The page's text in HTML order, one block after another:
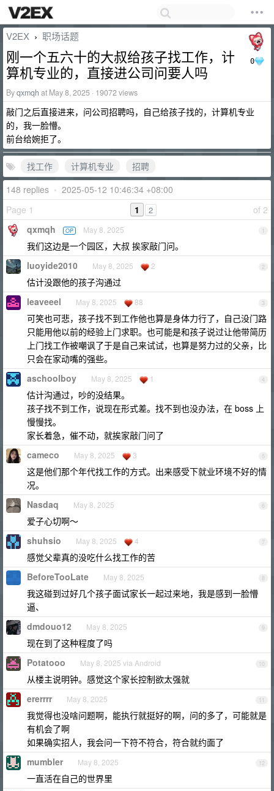
0
V2EX › 职场话题
刚一个五六十的大叔给孩子找工作，计
算机专业的，直接进公司问要人吗
Byqxmqh at May 8, 2025 · 19072 views
敲门之后直接进来，问公司招聘吗，自己给孩子找的，计算机专业
的，我一脸懵。
前台给婉拒了。
找工作 计算机专业
招聘
148 replies • 2025-05-12 10:46:34 +08:00
Page 1
of 2
1 2
1
qxmqh OP May 8, 2025
我们这边是一个园区，大叔 挨家敲门问。
2
luoyide2010 May 8, 2025 2
估计没跟他的孩子沟通过
3
leaveeel May 8, 2025 88
可笑也可悲，孩子找不到工作他也算是身体力行了，自己没门路
只能用他以前的经验上门求职。也可能是和孩子说过让他带简历
上门找工作被嘲讽了于是自己来试试，也算是努力过的父亲，比
只会在家动嘴的强些。
4
aschoolboy May 8, 2025 1
估计沟通过，吵的没结果。
孩子找不到工作，说现在形式差。找不到也没办法，在 boss 上
慢慢找。
家长着急，催不动，就挨家敲门问了
5
cameco May 8, 2025 3
这是他们那个年代找工作的方式。出来感受下就业环境不好的情
况。
6
Nasdaq May 8, 2025
爱子心切啊～
7
shuhsio May 8, 2025 4
感觉父辈真的没吃什么找工作的苦
8
BeforeTooLate May 8, 2025
我这碰到过好几个孩子面试家长一起过来地，我是感到一脸懵
逼、
9
dmdouo12 May 8, 2025
现在到了这种程度了吗
10
Potatooo May 8, 2025 via Android
从楼主说明钟。感觉这个家长控制欲太强就
11
ererrrr May 8, 2025
我觉得也没啥问题啊，能执行就挺好的啊，问的多了，可能就是
有机会了啊
如果确实招人，我会问一下符不符合，符合就约面了
12
mumbler May 8, 2025
一直活在自己的世界里